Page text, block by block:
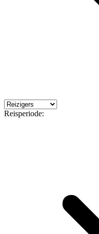
Reisperiode: